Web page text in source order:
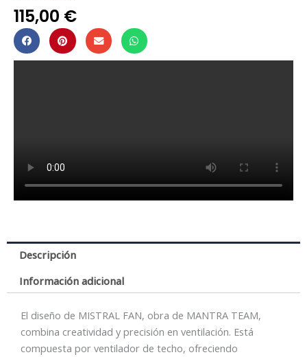
115,00 €
Descripción
Información adicional
El diseño de MISTRAL FAN, obra de MANTRA TEAM,
combina creatividad y precisión en ventilación. Está
compuesta por ventilador de techo, ofreciendo